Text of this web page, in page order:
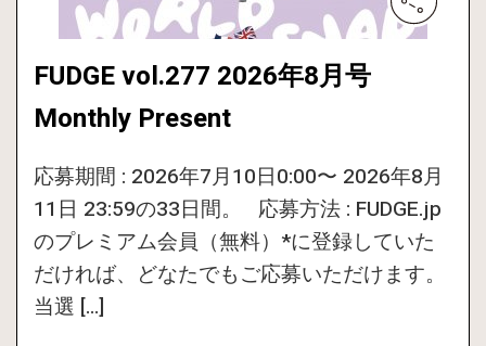
FUDGE vol.277 2026年8月号
Monthly Present
応募期間 : 2026年7月10日0:00〜 2026年8月
11日 23:59の33日間。 応募方法 : FUDGE.jp
のプレミアム会員（無料）*に登録していた
だければ、どなたでもご応募いただけます。
当選 […]